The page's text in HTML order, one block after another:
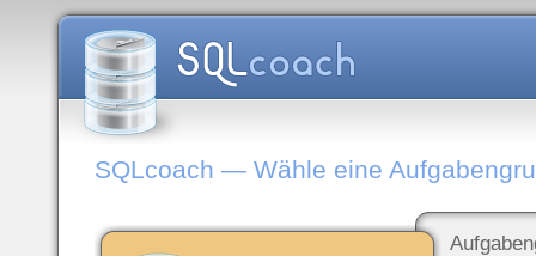
SQLcoach — Wähle eine